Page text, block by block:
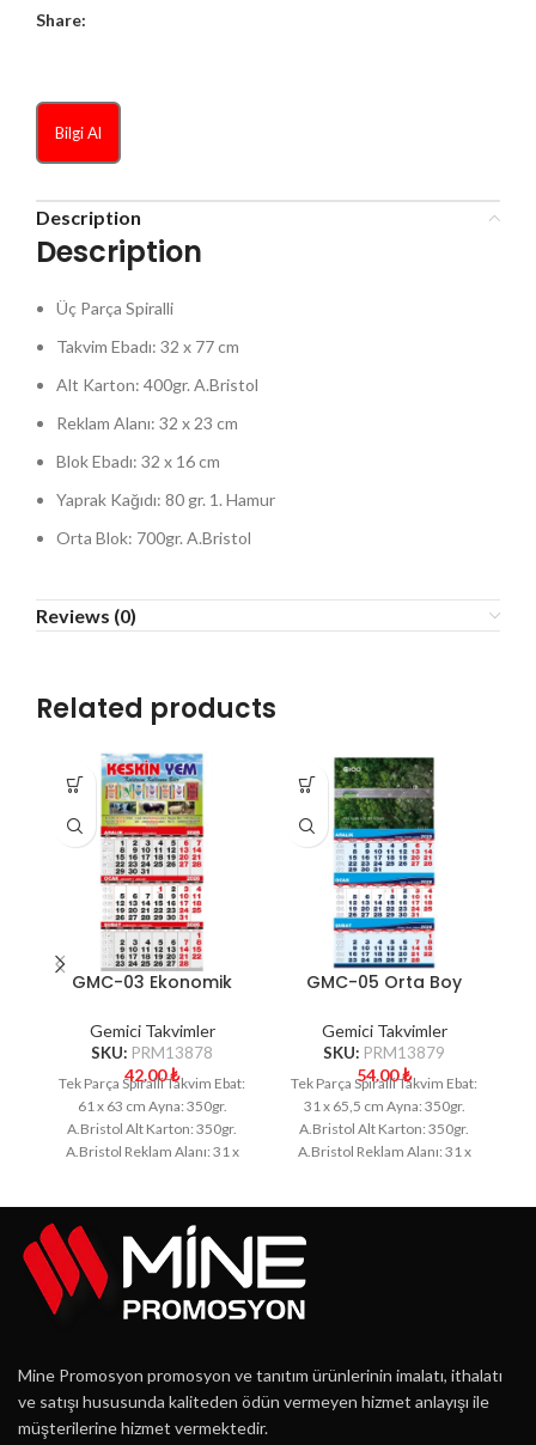
Share:
Bilgi Al
Description
Description
Üç Parça Spiralli
Takvim Ebadı: 32 x 77 cm
Alt Karton: 400gr. A.Bristol
Reklam Alanı: 32 x 23 cm
Blok Ebadı: 32 x 16 cm
Yaprak Kağıdı: 80 gr. 1. Hamur
Orta Blok: 700gr. A.Bristol
Reviews (0)
Related products
GMC-03 Ekonomik
Takvim
Gemici Takvimler
SKU: PRM13878
42.00₺
Tek Parça Spiralli Takvim Ebat:
61 x 63 cm Ayna: 350gr.
A.Bristol Alt Karton: 350gr.
A.Bristol Reklam Alanı: 31 x
GMC-05 Orta Boy
Gemici Takvimler
SKU: PRM13879
54.00₺
Tek Parça Spiralli Takvim Ebat:
31 x 65,5 cm Ayna: 350gr.
A.Bristol Alt Karton: 350gr.
A.Bristol Reklam Alanı: 31 x
Mine Promosyon promosyon ve tanıtım ürünlerinin imalatı, ithalatı
ve satışı hususunda kaliteden ödün vermeyen hizmet anlayışı ile
müşterilerine hizmet vermektedir.